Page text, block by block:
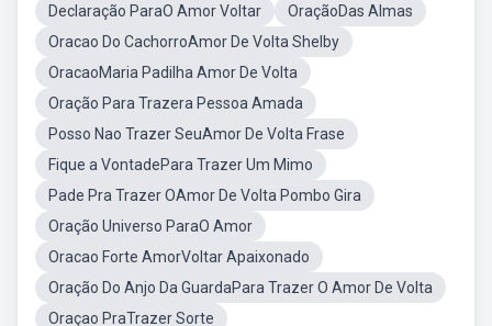
Declaração ParaO Amor Voltar
OraçãoDas Almas
Oracao Do CachorroAmor De Volta Shelby
OracaoMaria Padilha Amor De Volta
Oração Para Trazera Pessoa Amada
Posso Nao Trazer SeuAmor De Volta Frase
Fique a VontadePara Trazer Um Mimo
Pade Pra Trazer OAmor De Volta Pombo Gira
Oração Universo ParaO Amor
Oracao Forte AmorVoltar Apaixonado
Oração Do Anjo Da GuardaPara Trazer O Amor De Volta
Oraçao PraTrazer Sorte